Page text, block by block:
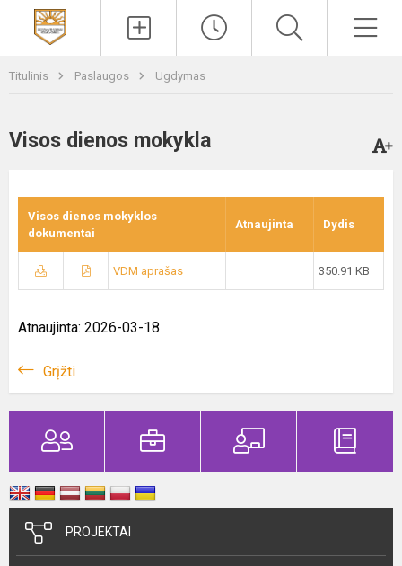
Titulinis Paslaugos Ugdymas
Visos dienos mokykla
Visos dienos mokyklos
dokumentai
Atnaujinta Dydis
VDM aprašas 350.91 KB
Atnaujinta: 2026-03-18
Grįžti
PROJEKTAI